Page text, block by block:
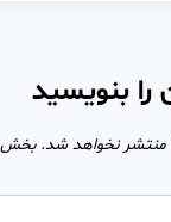
را بنویسید
منتشر نخواهد شد.